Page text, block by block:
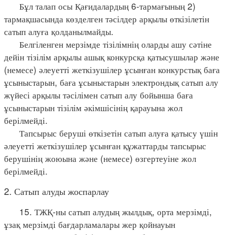
Бұл талап осы Қағидалардың 6-тармағының 2)
тармақшасында көзделген тәсілдер арқылы өткізілетін
сатып алуға қолданылмайды.
Белгіленген мерзімде тізілімнің оларды ашу сәтіне
дейін тізілім арқылы ашық конкурсқа қатысушылар және
(немесе) әлеуетті жеткізушілер ұсынған конкурстық баға
ұсыныстарын, баға ұсыныстарын электрондық сатып алу
жүйесі арқылы тәсілімен сатып алу бойынша баға
ұсыныстарын тізілім әкімшісінің қарауына жол
берілмейді.
Тапсырыс беруші өткізетін сатып алуға қатысу үшін
әлеуетті жеткізушілер ұсынған құжаттарды тапсырыс
берушінің жоюына және (немесе) өзгертеуіне жол
берілмейді.
2. Сатып алуды жоспарлау
15. ТЖҚ-ны сатып алудың жылдық, орта мерзімді,
ұзақ мерзімді бағдарламалары жер қойнауын